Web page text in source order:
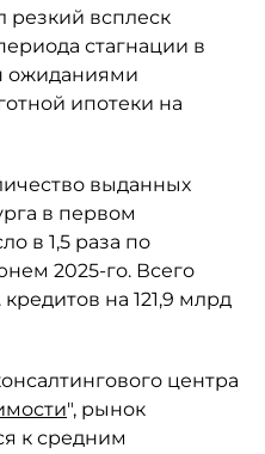
резкий всплеск
стагнации в
ожиданиями
ипотеки на
выданных
в первом
в 1,5 раза по
2025-го. Всего
на 121,9 млрд
центра
", рынок
к средним